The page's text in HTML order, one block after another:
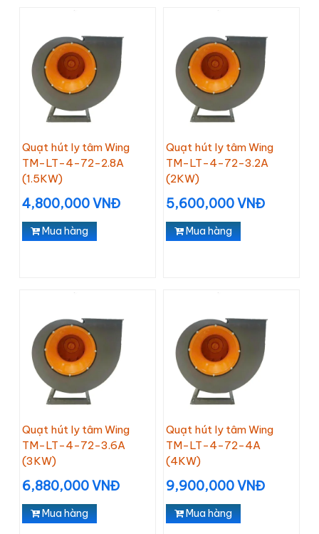
Quạt hút ly tâm Wing
TM-LT-4-72-2.8A
(1.5KW)
4,800,000 VNĐ
Mua hàng
Quạt hút ly tâm Wing
TM-LT-4-72-3.2A
(2KW)
5,600,000 VNĐ
Mua hàng
Quạt hút ly tâm Wing
TM-LT-4-72-3.6A
(3KW)
6,880,000 VNĐ
Mua hàng
Quạt hút ly tâm Wing
TM-LT-4-72-4A
(4KW)
9,900,000 VNĐ
Mua hàng